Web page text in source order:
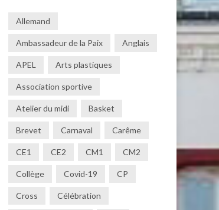
Allemand
Ambassadeur de la Paix Anglais
APEL Arts plastiques
Association sportive
Atelier du midi Basket
Brevet Carnaval Carême
CE1 CE2 CM1 CM2
Collège Covid-19 CP
Cross Célébration